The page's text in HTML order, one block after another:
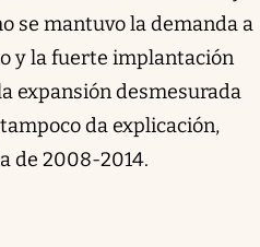
se mantuvo la demanda a
y la fuerte implantación
expansión desmesurada
da explicación,
de 2008-2014.